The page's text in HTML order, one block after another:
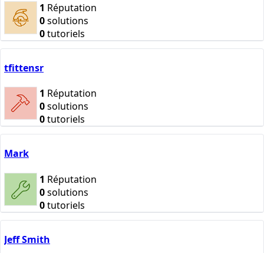
1 Réputation
0solutions
0tutoriels
tfittensr
1 Réputation
0solutions
0tutoriels
Mark
1 Réputation
0solutions
0tutoriels
Jeff Smith